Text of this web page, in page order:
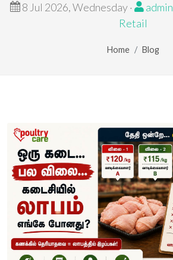
8 Jul 2026, Wednesday · admin
Retail
Home Blog